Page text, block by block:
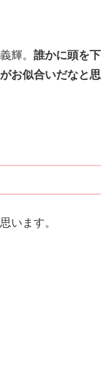
輝。 誰かに頭を下
お似合いだなと思
います。